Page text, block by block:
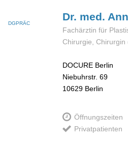
DGPRÄC
Dr. med.
Fachärztin für
Chirurgie,
DOCURE Berlin
Niebuhrstr. 69
10629 Berlin
Öffnungszeiten
Privatpatienten